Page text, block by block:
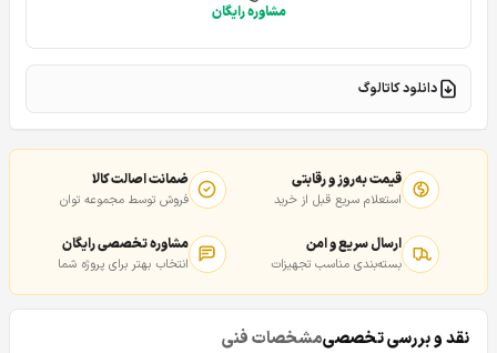
مشاوره رایگان
دانلود کاتالوگ
قیمت به‌روز و رقابتی
استعلام سریع قبل از خرید
ضمانت اصالت کالا
فروش توسط مجموعه توان
ارسال سریع و امن
بسته‌بندی مناسب تجهیزات
مشاوره تخصصی رایگان
انتخاب بهتر برای پروژه شما
نقد و بررسی تخصصیمشخصات فنی